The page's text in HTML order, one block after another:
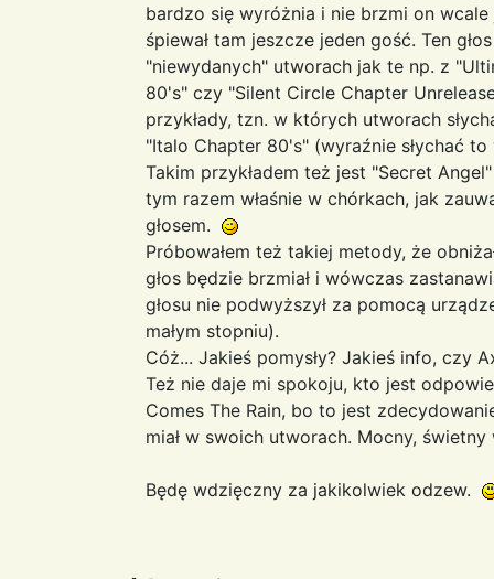
bardzo się wyróżnia i nie brzmi on
śpiewał tam jeszcze jeden gość. Ten
"niewydanych" utworach jak te np. z
80's" czy "Silent Circle Chapter
przykłady, tzn. w których utworach
"Italo Chapter 80's" (wyraźnie słychać
Takim przykładem też jest "Secret
tym razem właśnie w chórkach, jak
głosem.
Próbowałem też takiej metody, że
głos będzie brzmiał i wówczas
głosu nie podwyższył za pomocą
małym stopniu).
Cóż... Jakieś pomysły? Jakieś info, czy
Też nie daje mi spokoju, kto jest
Comes The Rain, bo to jest
miał w swoich utworach. Mocny, świetny
Będę wdzięczny za jakikolwiek odzew.